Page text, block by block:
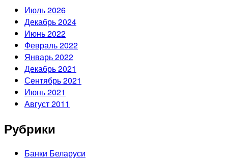
Июль 2026
Декабрь 2024
Июнь 2022
Февраль 2022
Январь 2022
Декабрь 2021
Сентябрь 2021
Июнь 2021
Август 2011
Рубрики
Банки Беларуси